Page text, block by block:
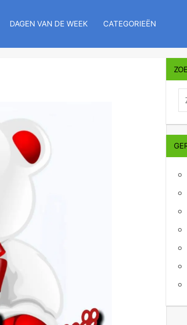
DAGEN VAN DE WEEK CATEGORIEËN